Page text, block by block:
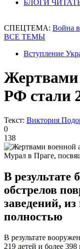
БЛОГИ
СПЕЦТЕМА: Война
ВСЕ ТЕМЫ
Вступление
Жертвами
РФ стали
Текст: Виктория
0
138
Мурал в Праге,
В результате
обстрелов
заведений,
полностью
В результате
219 детей и более